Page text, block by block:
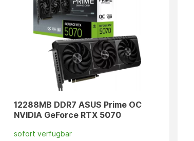
12288MB DDR7 ASUS Prime OC
NVIDIA GeForce RTX 5070
sofort verfügbar